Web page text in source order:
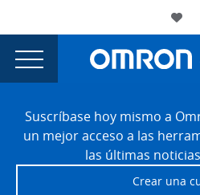
currently
viewing
the
anuncia
conjunto
My
Main
Navigation
Omron
anuncia
un
conjunto
FooterSuscríbase hoy mismo a
un mejor acceso a las
las últimas
Crear una